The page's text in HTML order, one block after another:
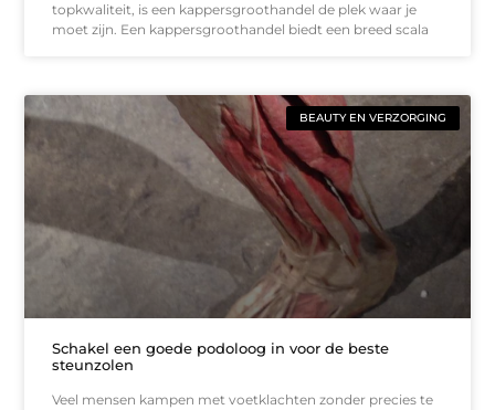
topkwaliteit, is een kappersgroothandel de plek waar je
moet zijn. Een kappersgroothandel biedt een breed scala
BEAUTY EN VERZORGING
Schakel een goede podoloog in voor de beste
steunzolen
Veel mensen kampen met voetklachten zonder precies te